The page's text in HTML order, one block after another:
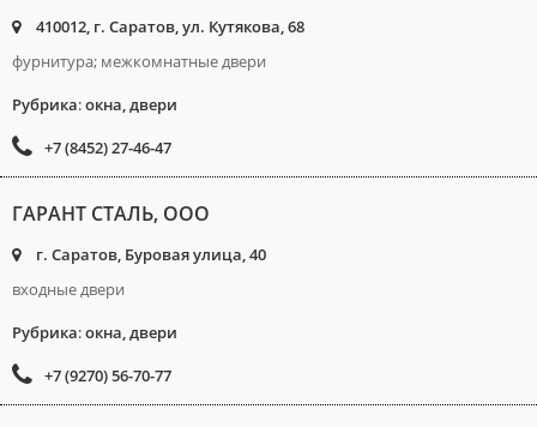
410012, г. Саратов, ул. Кутякова, 68
фурнитура; межкомнатные двери
Рубрика:окна, двери
+7 (8452) 27-46-47
ГАРАНТ СТАЛЬ, ООО
г. Саратов, Буровая улица, 40
входные двери
Рубрика:окна, двери
+7 (9270) 56-70-77